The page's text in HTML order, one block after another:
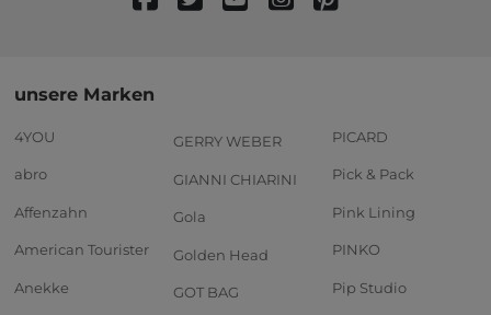
unsere Marken
4YOU
abro
Affenzahn
American Tourister
Anekke
GERRY WEBER
GIANNI CHIARINI
Gola
Golden Head
GOT BAG
PICARD
Pick & Pack
Pink Lining
PINKO
Pip Studio